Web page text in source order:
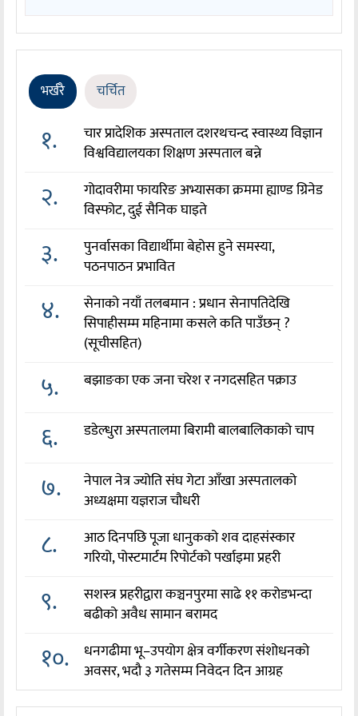
भर्खरै चर्चित
१.
चार प्रादेशिक अस्पताल दशरथचन्द स्वास्थ्य विज्ञान
विश्वविद्यालयका शिक्षण अस्पताल बन्ने
२.
गोदावरीमा फायरिङ अभ्यासका क्रममा ह्याण्ड ग्रिनेड
विस्फोट, दुई सैनिक घाइते
३.
पुनर्वासका विद्यार्थीमा बेहोस हुने समस्या,
पठनपाठन प्रभावित
४.
सेनाको नयाँ तलबमान : प्रधान सेनापतिदेखि
सिपाहीसम्म महिनामा कसले कति पाउँछन् ?
(सूचीसहित)
५. बझाङका एक जना चरेश र नगदसहित पक्राउ
६. डडेल्धुरा अस्पतालमा बिरामी बालबालिकाको चाप
७.
नेपाल नेत्र ज्योति संघ गेटा आँखा अस्पतालको
अध्यक्षमा यज्ञराज चौधरी
८.
आठ दिनपछि पूजा धानुकको शव दाहसंस्कार
गरियो, पोस्टमार्टम रिपोर्टको पर्खाइमा प्रहरी
९.
सशस्त्र प्रहरीद्वारा कञ्चनपुरमा साढे ११ करोडभन्दा
बढीको अवैध सामान बरामद
१०.
धनगढीमा भू–उपयोग क्षेत्र वर्गीकरण संशोधनको
अवसर, भदौ ३ गतेसम्म निवेदन दिन आग्रह